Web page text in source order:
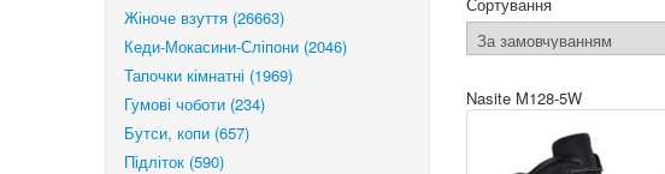
Жіноче взуття (26663)
Кеди-Мокасини-Сліпони (2046)
Тапочки кімнатні (1969)
Гумові чоботи (234)
Бутси, копи (657)
Підліток (590)
Nasite M128-5W